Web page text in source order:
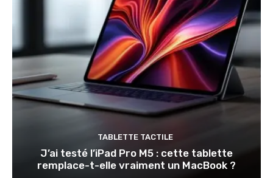
TABLETTE TACTILE
J’ai testé l’iPad Pro M5 : cette tablette
remplace-t-elle vraiment un MacBook ?